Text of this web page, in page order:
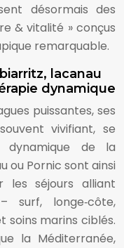
désormais des
& vitalité » conçus
remarquable.
lacanau
dynamique
puissantes, ses
vivifiant, se
de la
ou Pornic sont ainsi
les séjours alliant
surf, longe‑côte,
soins marins ciblés.
la Méditerranée,